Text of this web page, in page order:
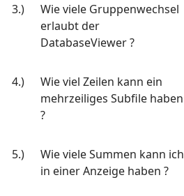
3.)
Wie viele Gruppenwechsel
erlaubt der
DatabaseViewer ?
4.)
Wie viel Zeilen kann ein
mehrzeiliges Subfile haben
?
5.)
Wie viele Summen kann ich
in einer Anzeige haben ?